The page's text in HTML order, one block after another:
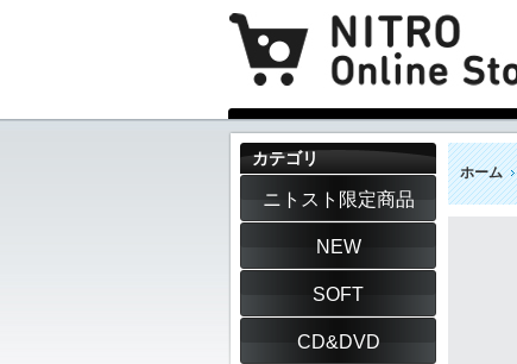
ホーム
カテゴリ
ニトスト限定商品
NEW
SOFT
CD&DVD